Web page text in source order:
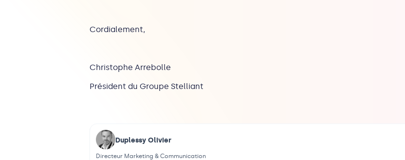
Cordialement,
Christophe Arrebolle
Président du Groupe Stelliant
Duplessy Olivier
Directeur Marketing & Communication